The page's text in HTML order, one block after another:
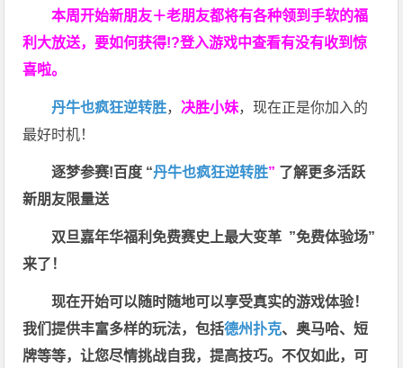
本周开始新朋友＋老朋友都将有各种领到手软的福
利大放送，要如何获得!?登入游戏中查看有没有收到惊
喜啦。
丹牛也疯狂逆转胜， 决胜小妹，现在正是你加入的
最好时机！
逐梦参赛!百度 “丹牛也疯狂逆转胜” 了解更多活跃
新朋友限量送
双旦嘉年华福利免费赛史上最大变革 ”免费体验场”
来了！
现在开始可以随时随地可以享受真实的游戏体验！
我们提供丰富多样的玩法，包括德州扑克、奥马哈、短
牌等等，让您尽情挑战自我，提高技巧。不仅如此， 可